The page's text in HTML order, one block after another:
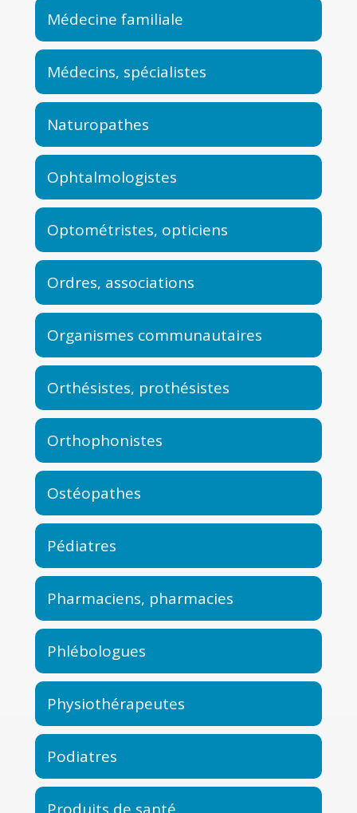
Médecine familiale
Médecins, spécialistes
Naturopathes
Ophtalmologistes
Optométristes, opticiens
Ordres, associations
Organismes communautaires
Orthésistes, prothésistes
Orthophonistes
Ostéopathes
Pédiatres
Pharmaciens, pharmacies
Phlébologues
Physiothérapeutes
Podiatres